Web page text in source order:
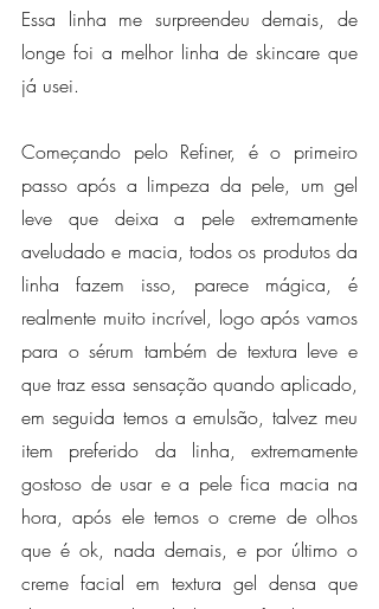
Essa linha me surpreendeu demais, de
longe foi a melhor linha de skincare que
já usei.
Começando pelo Refiner, é o primeiro
passo após a limpeza da pele, um gel
leve que deixa a pele extremamente
aveludado e macia, todos os produtos da
linha fazem isso, parece mágica, é
realmente muito incrível, logo após vamos
para o sérum também de textura leve e
que traz essa sensação quando aplicado,
em seguida temos a emulsão, talvez meu
item preferido da linha, extremamente
gostoso de usar e a pele fica macia na
hora, após ele temos o creme de olhos
que é ok, nada demais, e por último o
creme facial em textura gel densa que